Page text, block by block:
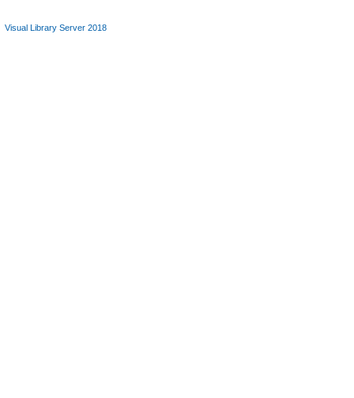
Visual Library Server 2018